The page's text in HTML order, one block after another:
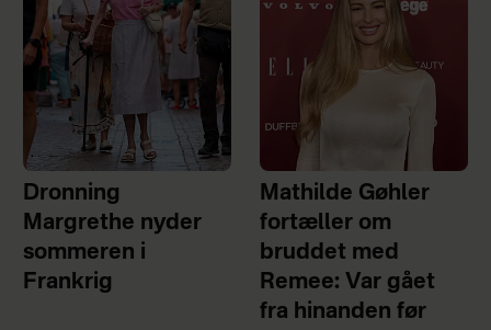
Dronning
Margrethe nyder
sommeren i
Frankrig
Mathilde Gøhler
fortæller om
bruddet med
Remee: Var gået
fra hinanden før